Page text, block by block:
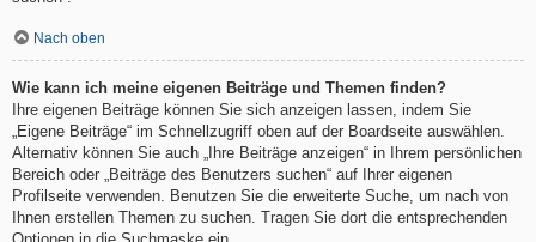
Nach oben
Wie kann ich meine eigenen Beiträge und Themen finden?
Ihre eigenen Beiträge können Sie sich anzeigen lassen, indem Sie
„Eigene Beiträge“ im Schnellzugriff oben auf der Boardseite auswählen.
Alternativ können Sie auch „Ihre Beiträge anzeigen“ in Ihrem persönlichen
Bereich oder „Beiträge des Benutzers suchen“ auf Ihrer eigenen
Profilseite verwenden. Benutzen Sie die erweiterte Suche, um nach von
Ihnen erstellen Themen zu suchen. Tragen Sie dort die entsprechenden